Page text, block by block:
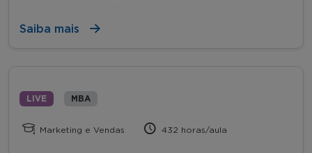
Saiba mais
LIVE MBA
Marketing e Vendas 432 horas/aula